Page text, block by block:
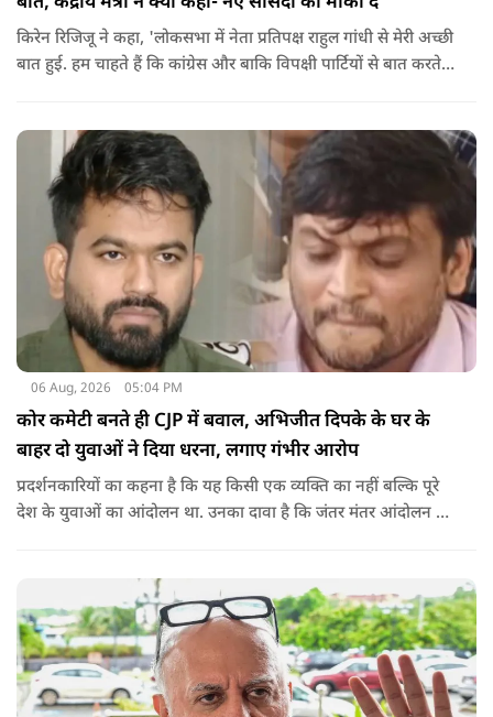
किरेन रिजिजू ने कहा, 'लोकसभा में नेता प्रतिपक्ष राहुल गांधी से मेरी अच्छी
बात हुई. हम चाहते हैं कि कांग्रेस और बाकि विपक्षी पार्टियों से बात करते
06 Aug, 2026 05:04 PM
कोर कमेटी बनते ही CJP में बवाल, अभिजीत दिपके के घर के
बाहर दो युवाओं ने दिया धरना, लगाए गंभीर आरोप
प्रदर्शनकारियों का कहना है कि यह किसी एक व्यक्ति का नहीं बल्कि पूरे
देश के युवाओं का आंदोलन था. उनका दावा है कि जंतर मंतर आंदोलन से